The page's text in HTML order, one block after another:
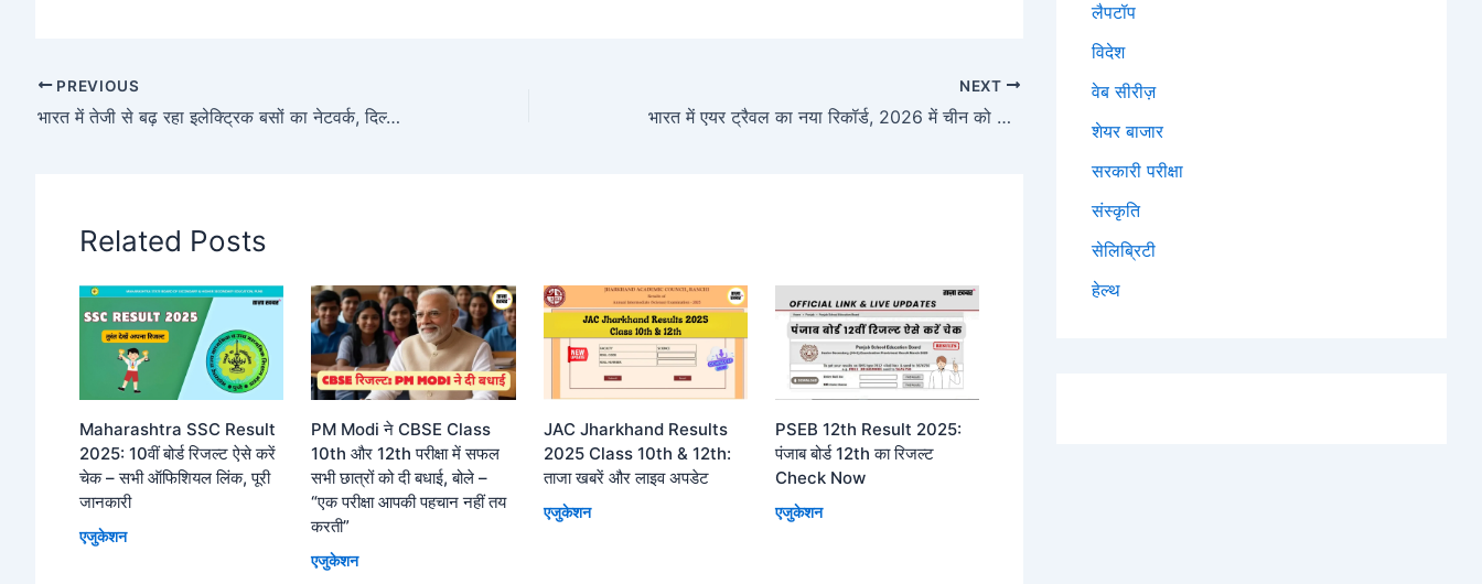
PREVIOUS
भारत में तेजी से बढ़ रहा इलेक्ट्रिक बसों का नेटवर्क, दिल्ली से अयोध्या तक नई सेवाएं
NEXT
भारत में एयर ट्रैवल का नया रिकॉर्ड, 2026 में चीन को भी पछाड़ेगा भारत
Related Posts
Maharashtra SSC Result
2025: 10वीं बोर्ड रिजल्ट ऐसे करें
चेक – सभी ऑफिशियल लिंक, पूरी
जानकारी
एजुकेशन
PM Modi ने CBSE Class
10th और 12th परीक्षा में सफल
सभी छात्रों को दी बधाई, बोले –
“एक परीक्षा आपकी पहचान नहीं तय
करती”
एजुकेशन
JAC Jharkhand Results
2025 Class 10th & 12th:
ताजा खबरें और लाइव अपडेट
एजुकेशन
PSEB 12th Result 2025:
पंजाब बोर्ड 12th का रिजल्ट
Check Now
एजुकेशन
लैपटॉप
विदेश
वेब सीरीज़
शेयर बाजार
सरकारी परीक्षा
संस्कृति
सेलिब्रिटी
हेल्थ